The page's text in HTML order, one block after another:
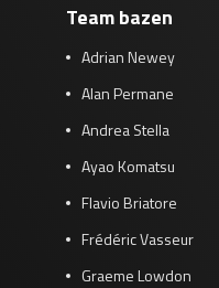
Team bazen
Adrian Newey
Alan Permane
Andrea Stella
Ayao Komatsu
Flavio Briatore
Frédéric Vasseur
Graeme Lowdon